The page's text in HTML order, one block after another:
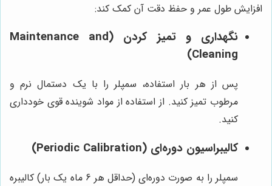
افزایش طول عمر و حفظ دقت آن کمک کند:
نگهداری و تمیز کردن (Maintenance and
Cleaning)
پس از هر بار استفاده، سمپلر را با یک دستمال نرم و
مرطوب تمیز کنید. از استفاده از مواد شوینده قوی خودداری
کنید.
کالیبراسیون دوره‌ای (Periodic Calibration)
سمپلر را به صورت دوره‌ای (حداقل هر 6 ماه یک بار) کالیبره